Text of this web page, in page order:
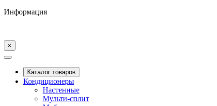
Информация
×
Каталог товаров
Кондиционеры
Настенные
Мульти-сплит